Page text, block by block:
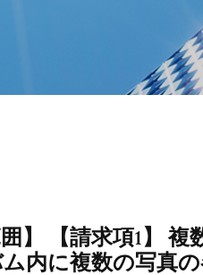
】 【請求項1】 複
内に複数の写真